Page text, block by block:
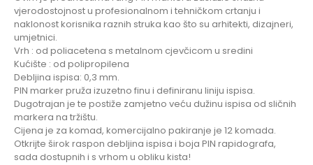
vjerodostojnost u profesionalnom i tehničkom crtanju i
naklonost korisnika raznih struka kao što su arhitekti, dizajneri,
umjetnici.
Vrh : od poliacetena s metalnom cjevčicom u sredini
Kućište : od polipropilena
Debljina ispisa: 0,3 mm.
PIN marker pruža izuzetno finu i definiranu liniju ispisa.
Dugotrajan je te postiže zamjetno veću dužinu ispisa od sličnih
markera na tržištu.
Cijena je za komad, komercijalno pakiranje je 12 komada.
Otkrijte širok raspon debljina ispisa i boja PIN rapidografa,
sada dostupnih i s vrhom u obliku kista!